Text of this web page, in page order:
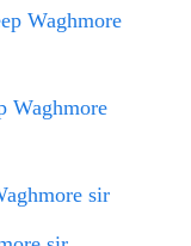
Waghmore
Waghmore
sir